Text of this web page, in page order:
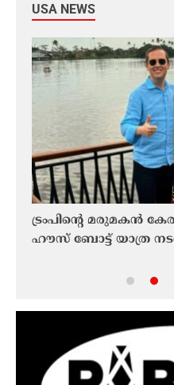
USA NEWS
ട്രംപിന്റെ മരുമകന്‍
ഹൗസ് ബോട്ട് യാത്ര